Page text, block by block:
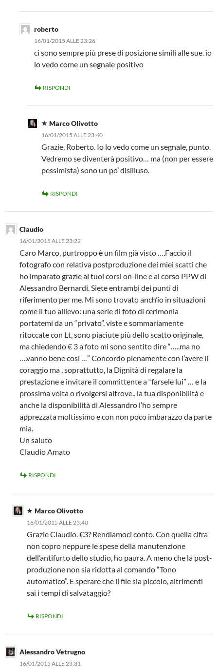
roberto
16/01/2015 ALLE 23:26
ci sono sempre più prese di posizione simili alle sue. io
lo vedo come un segnale positivo
RISPONDI
Marco Olivotto
16/01/2015 ALLE 23:40
Grazie, Roberto. Io lo vedo come un segnale, punto.
Vedremo se diventerà positivo… ma (non per essere
pessimista) sono un po’ disilluso.
RISPONDI
Claudio
16/01/2015 ALLE 23:22
Caro Marco, purtroppo è un film già visto ….Faccio il
fotografo con relativa postproduzione dei miei scatti che
ho imparato grazie ai tuoi corsi on-line e al corso PPW di
Alessandro Bernardi. Siete entrambi dei punti di
riferimento per me. Mi sono trovato anch’io in situazioni
come il tuo allievo: una serie di foto di cerimonia
portatemi da un “privato”, viste e sommariamente
ritoccate con Lt, sono piaciute più dello scatto originale,
ma chiedendo € 3 a foto mi sono sentito dire “…..ma no
….vanno bene così …” Concordo pienamente con l’avere il
coraggio ma , soprattutto, la Dignità di regalare la
prestazione e invitare il committente a “farsele lui” … e la
prossima volta o rivolgersi altrove.. la tua disponibilità e
anche la disponibilità di Alessandro l’ho sempre
apprezzata moltissimo e con non poco imbarazzo da parte
mia.
Un saluto
Claudio Amato
RISPONDI
Marco Olivotto
16/01/2015 ALLE 23:40
Grazie Claudio. €3? Rendiamoci conto. Con quella cifra
non copro neppure le spese della manutenzione
dell’antifurto dello studio, ho paura. A meno che la post-
produzione non sia ridotta al comando “Tono
automatico”. E sperare che il file sia piccolo, altrimenti
sai i tempi di salvataggio?
RISPONDI
Alessandro Vetrugno
16/01/2015 ALLE 23:31